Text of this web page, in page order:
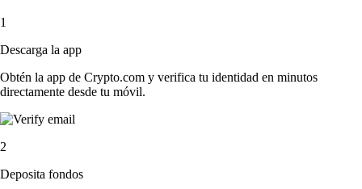
1
Descarga la app
Obtén la app de Crypto.com y verifica tu identidad en minutos
directamente desde tu móvil.
2
Deposita fondos